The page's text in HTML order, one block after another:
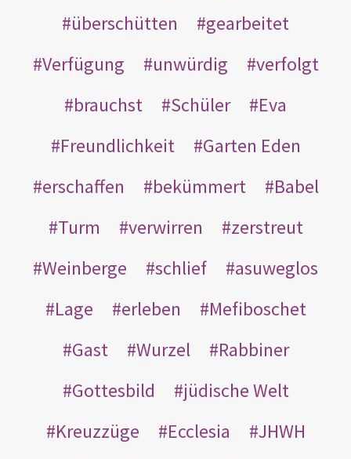
überschütten
gearbeitet
Verfügung
unwürdig
verfolgt
brauchst
Schüler
Eva
Freundlichkeit
Garten Eden
erschaffen
bekümmert
Babel
Turm
verwirren
zerstreut
Weinberge
schlief
asuweglos
Lage
erleben
Mefiboschet
Gast
Wurzel
Rabbiner
Gottesbild
jüdische Welt
Kreuzzüge
Ecclesia
JHWH